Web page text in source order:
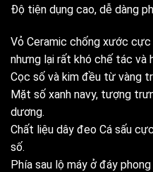
Độ tiện dụng cao, dễ dàng
Vỏ Ceramic chống xước
nhưng lại rất khó chế tác và
Cọc số và kim đều từ vàng
Mặt số xanh navy, tượng
dương.
Chất liệu dây đeo Cá sấu
số.
Phía sau lộ máy ở đáy